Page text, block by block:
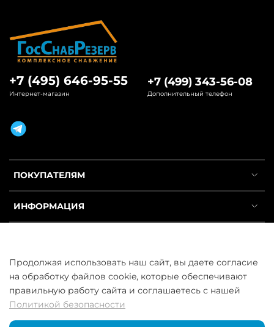
ПОКУПАТЕЛЯМ
ИНФОРМАЦИЯ
+7 (495) 646-95-55
Интернет-магазин
+7 (499) 343-56-08
Дополнительный телефон
ООО «ГосСнабРезерв» © 2013–2026 - Продажа труб оптом и в
розницу
Продолжая использовать наш сайт, вы даете согласие
на обработку файлов cookie, которые обеспечивают
правильную работу сайта и соглашаетесь с нашей
Политикой безопасности